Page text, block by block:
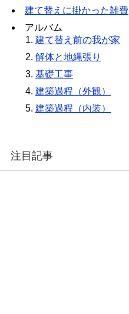
建て替えに掛かった雑費
アルバム
建て替え前の我が家
解体と地縄張り
基礎工事
建築過程（外観）
建築過程（内装）
注目記事